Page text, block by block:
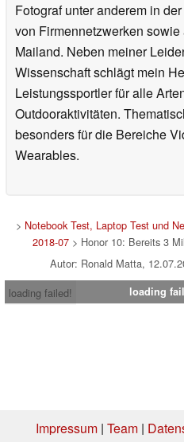
Fotograf unter anderem in
von Firmennetzwerken
Mailand. Neben meiner
Wissenschaft schlägt mein
Leistungssportler für alle
Outdooraktivitäten.
besonders für die Bereiche
Wearables.
> Notebook Test, Laptop Test und
2018-07 > Honor 10: Bereits 3
Autor: Ronald Matta,
loading failed!
loading
Impressum| Team|